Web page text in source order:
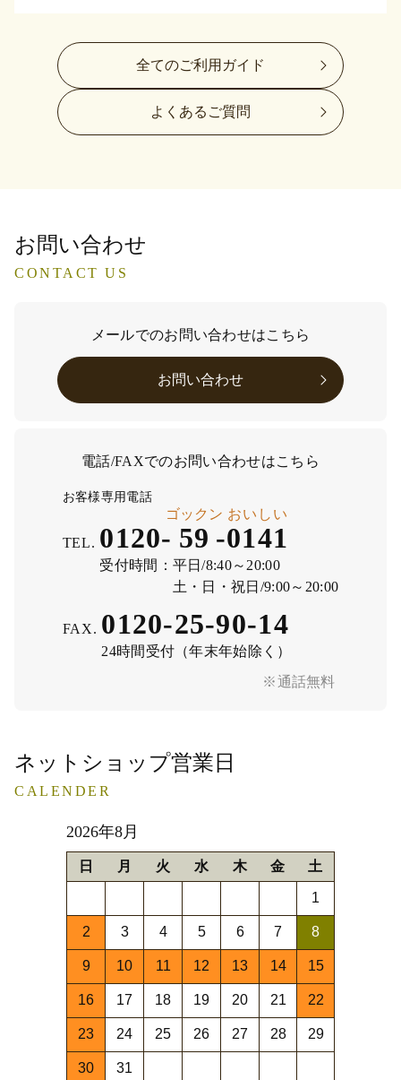
全てのご利用ガイド
よくあるご質問
お問い合わせ
CONTACT US
メールでのお問い合わせはこちら
お問い合わせ
電話/FAXでのお問い合わせはこちら
※通話無料
お客様専用電話
TEL. 0120- 59
ゴックン
-0141
おいしい
受付時間： 平日/8:40～20:00
土・日・祝日/9:00～20:00
FAX. 0120-25-90-14
24時間受付（年末年始除く）
ネットショップ営業日
CALENDER
2026年8月
日 月 火 水 木 金 土
1
2 3 4 5 6 7 8
9 10 11 12 13 14 15
16 17 18 19 20 21 22
23 24 25 26 27 28 29
30 31